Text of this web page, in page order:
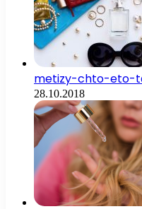
metizy-chto-eto-
28.10.2018